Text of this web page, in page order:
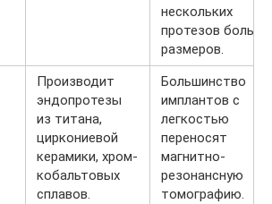
нескольких
протезов
размеров.
Производит
эндопротезы
из титана,
циркониевой
керамики, хром-
кобальтовых
сплавов.
Большинство
имплантов с
легкостью
переносят
магнитно-
резонансную
томографию.